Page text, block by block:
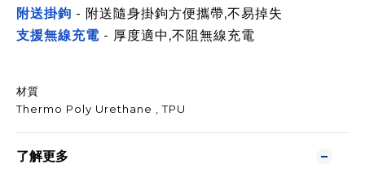
附送掛鉤 - 附送隨身掛鉤方便攜帶,不易掉失
支援無線充電 - 厚度適中,不阻無線充電
材質
Thermo Poly Urethane , TPU
了解更多